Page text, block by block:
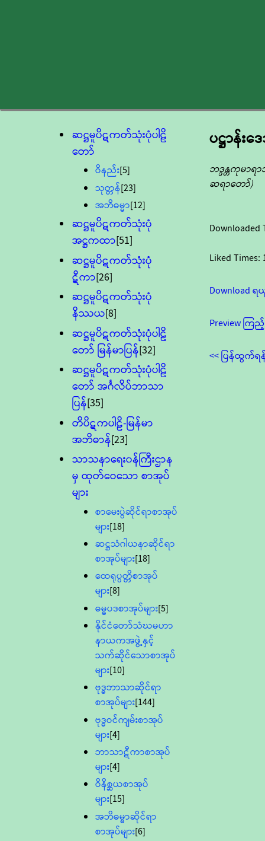
ဆဋ္ဌမူပိဋကတ်သုံးပုံပါဠိ
တော်
ဝိနည်း[5]
သုတ္တန်[23]
အဘိဓမ္မာ[12]
ဆဋ္ဌမူပိဋကတ်သုံးပုံ
အဋ္ဌကထာ[51]
ဆဋ္ဌမူပိဋကတ်သုံးပုံ
ဋီကာ[26]
ဆဋ္ဌမူပိဋကတ်သုံးပုံ
နိဿယ[8]
ဆဋ္ဌမူပိဋကတ်သုံးပုံပါဠိ
တော် မြန်မာပြန်[32]
ဆဋ္ဌမူပိဋကတ်သုံးပုံပါဠိ
တော် အင်္ဂလိပ်ဘာသာ
ပြန်[35]
တိပိဋကပါဠိ-မြန်မာ
အဘိဓာန်[23]
သာသနာရေး၀န်ကြီးဌာန
မှ ထုတ်ဝေသော စာအုပ်
များ
စာမေးပွဲဆိုင်ရာစာအုပ်
များ[18]
ဆဋ္ဌသံဂါယနာဆိုင်ရာ
စာအုပ်များ[18]
ထေရုပ္ပတ္တိစာအုပ်
များ[8]
ဓမ္မပဒစာအုပ်များ[5]
နိုင်ငံတော်သံဃမဟာ
နာယကအဖွဲ့နှင့်
သက်ဆိုင်သောစာအုပ်
များ[10]
ဗုဒ္ဓဘာသာဆိုင်ရာ
စာအုပ်များ[144]
ဗုဒ္ဓဝင်ကျမ်းစာအုပ်
များ[4]
ဘာသာဋီကာစာအုပ်
များ[4]
ဝိနိစ္ဆယစာအုပ်
များ[15]
အဘိဓမ္မာဆိုင်ရာ
စာအုပ်များ[6]
ပဋ္ဌာန်း
ဘဒ္ဒန္တကုမာရ
ဆရာတော်)
Downloaded
Liked Times:
Download
Preview ကြ
<< ပြန်ထွက်ရ